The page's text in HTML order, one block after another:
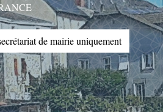
de mairie uniquement